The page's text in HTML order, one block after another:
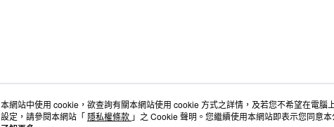
店舖情報
門市服務
空間改造
大宗採購
本網站中使用 cookie，欲查詢有關本網站使用 cookie 方式之詳情，及若您不希望在電腦
設定，請參閱本網站「 隱私權條款 」之 Cookie 聲明。您繼續使用本網站即表示您同意